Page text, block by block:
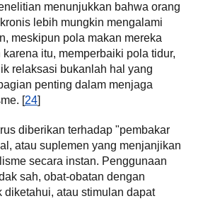
menunjukkan bahwa orang
lebih mungkin mengalami
meskipun pola makan mereka
itu, memperbaiki pola tidur,
relaksasi bukanlah hal yang
penting dalam menjaga
[24]
diberikan terhadap "pembakar
atau suplemen yang menjanjikan
secara instan. Penggunaan
sah, obat-obatan dengan
diketahui, atau stimulan dapat